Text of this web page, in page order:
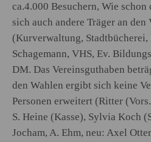
ca.4.000 Besuchern, Wie
sich auch andere Träger an
(Kurverwaltung, Stadtbücherei,
Schagemann, VHS, Ev.
DM. Das Vereinsguthaben
den Wahlen ergibt sich keine
Personen erweitert (Ritter
S. Heine (Kasse), Sylvia Koch
Jocham, A. Ehm, neu: Axel